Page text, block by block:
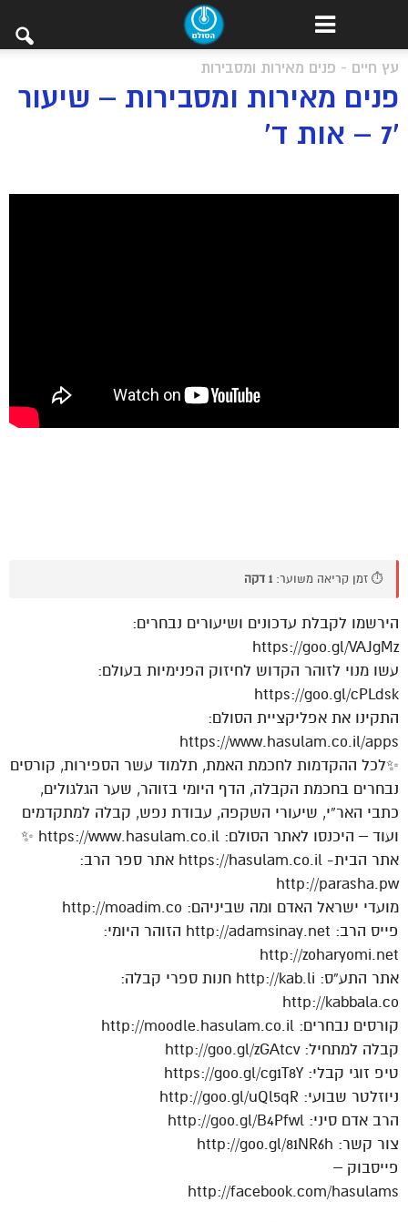
עץ חיים - פנים מאירות ומסבירות
פנים מאירות ומסבירות – שיעור
7′ – אות ד’
⏱️ זמן קריאה משוער: 1 דקה
הירשמו לקבלת עדכונים ושיעורים נבחרים:
https://goo.gl/VAJgMz
עשו מנוי לזוהר הקדוש לחיזוק הפנימיות בעולם:
https://goo.gl/cPLdsk
התקינו את אפליקציית הסולם:
https://www.hasulam.co.il/apps
✨לכל ההקדמות לחכמת האמת, תלמוד עשר הספירות, קורסים
נבחרים בחכמת הקבלה, הדף היומי בזוהר, שער הגלגולים,
כתבי האר”י, שיעורי השקפה, עבודת נפש, קבלה למתקדמים
ועוד – היכנסו לאתר הסולם: https://www.hasulam.co.il ✨
אתר הבית- https://hasulam.co.il אתר ספר הרב:
http://parasha.pw
מועדי ישראל האדם ומה שביניהם: http://moadim.co
פייס הרב: http://adamsinay.net הזוהר היומי:
http://zoharyomi.net
אתר התע”ס: http://kab.li חנות ספרי קבלה:
http://kabbala.co
קורסים נבחרים: http://moodle.hasulam.co.il
קבלה למתחיל: http://goo.gl/zGAtcv
טיפ זוגי קבלי: https://goo.gl/cg1T8Y
ניוזלטר שבועי: http://goo.gl/uQl5qR
הרב אדם סיני: http://goo.gl/B4Pfwl
צור קשר: http://goo.gl/81NR6h
פייסבוק –
http://facebook.com/hasulams